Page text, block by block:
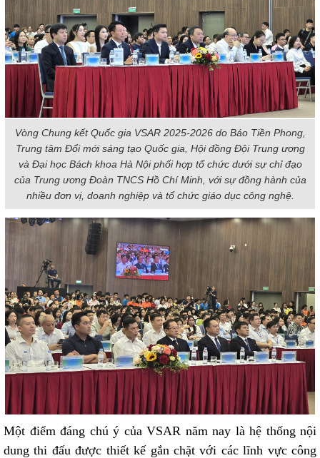
Vòng Chung kết Quốc gia VSAR 2025-2026 do Báo Tiền Phong,
Trung tâm Đổi mới sáng tạo Quốc gia, Hội đồng Đội Trung ương
và Đại học Bách khoa Hà Nội phối hợp tổ chức dưới sự chỉ đạo
của Trung ương Đoàn TNCS Hồ Chí Minh, với sự đồng hành của
nhiều đơn vị, doanh nghiệp và tổ chức giáo dục công nghệ.
Một điểm đáng chú ý của VSAR năm nay là hệ thống nội
dung thi đấu được thiết kế gắn chặt với các lĩnh vực công